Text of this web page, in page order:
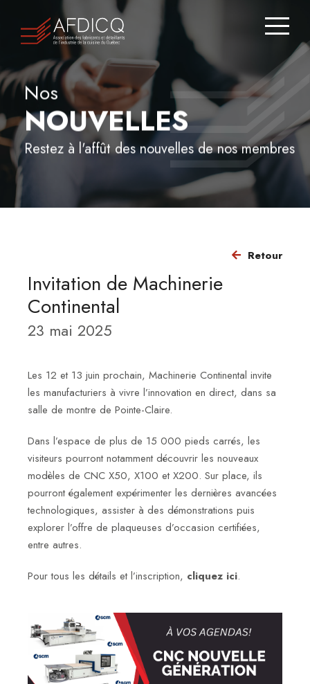
Nous
joindre
Zone
membre
Répertoire
des
PROPOS
DEVENIR
MEMBRE
SERVICES
FORMATIONS
NOUVELLES
SIGNÉE
Nos
NOUVELLES
Restez à l'affût des nouvelles de nos membres
Retour
Invitation de Machinerie
Continental
23 mai 2025
Les 12 et 13 juin prochain, Machinerie Continental invite
les manufacturiers à vivre l’innovation en direct, dans sa
salle de montre de Pointe-Claire.
Dans l’espace de plus de 15 000 pieds carrés, les
visiteurs pourront notamment découvrir les nouveaux
modèles de CNC X50, X100 et X200. Sur place, ils
pourront également expérimenter les dernières avancées
technologiques, assister à des démonstrations puis
explorer l’offre de plaqueuses d’occasion certifiées,
entre autres.
Pour tous les détails et l’inscription, cliquez ici.